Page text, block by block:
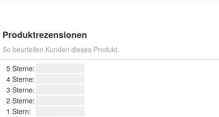
Produktrezensionen
So beurteilen Kunden dieses Produkt.
5 Sterne:
4 Sterne:
3 Sterne:
2 Sterne:
1 Stern: